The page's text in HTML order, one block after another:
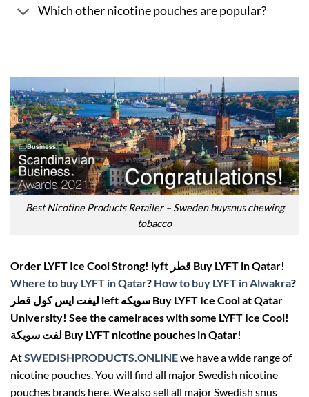
Which other nicotine pouches are popular?
Best Nicotine Products Retailer – Sweden buysnus chewing
tobacco
Order LYFT Ice Cool Strong! lyft قطر Buy LYFT in Qatar!
Where to buy LYFT in Qatar? How to buy LYFT in Alwakra?
ليفت ايس كول قطر left سويكه Buy LYFT Ice Cool at Qatar
University! See the camelraces with some LYFT Ice Cool!
لفت سويكة Buy LYFT nicotine pouches in Qatar!
AtSWEDISHPRODUCTS.ONLINEwe have a wide range of
nicotine pouches. You will find all major Swedish nicotine
pouches brands here. We also sell all major Swedish snus